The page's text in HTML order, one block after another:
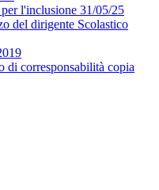
l'inclusione 31/05/25
del dirigente Scolastico
di corresponsabilità copia